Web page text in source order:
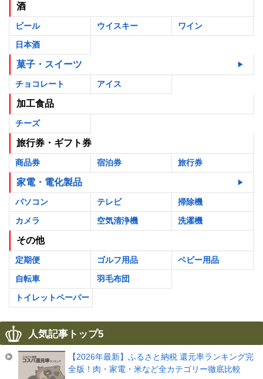
酒
ビール ウイスキー
ワイン
日本酒
菓子・スイーツ
チョコレート アイス
加工食品
チーズ
旅行券・ギフト券
商品券 宿泊券 旅行券
家電・電化製品
パソコン テレビ
掃除機
カメラ
空気清浄機 洗濯機
その他
定期便 ゴルフ用品
ベビー用品
自転車
羽毛布団
トイレットペーパー
人気記事トップ5
【2026年最新】ふるさと納税 還元率ランキング完
全版！肉・家電・米など全カテゴリー徹底比較